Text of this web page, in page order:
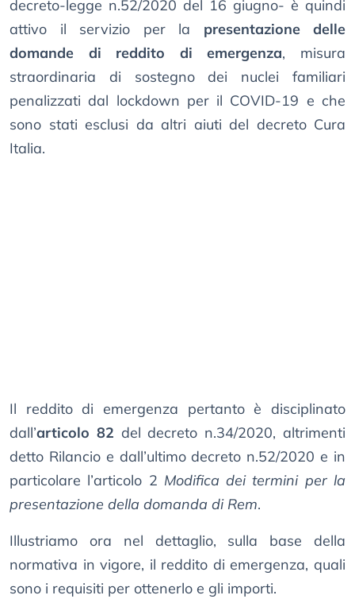
decreto-legge n.52/2020 del 16 giugno- è quindi
attivo il servizio per la presentazione delle
domande di reddito di emergenza, misura
straordinaria di sostegno dei nuclei familiari
penalizzati dal lockdown per il COVID-19 e che
sono stati esclusi da altri aiuti del decreto Cura
Italia.
Il reddito di emergenza pertanto è disciplinato
dall’articolo 82 del decreto n.34/2020, altrimenti
detto Rilancio e dall’ultimo decreto n.52/2020 e in
particolare l’articolo 2 Modifica dei termini per la
presentazione della domanda di Rem.
Illustriamo ora nel dettaglio, sulla base della
normativa in vigore, il reddito di emergenza, quali
sono i requisiti per ottenerlo e gli importi.